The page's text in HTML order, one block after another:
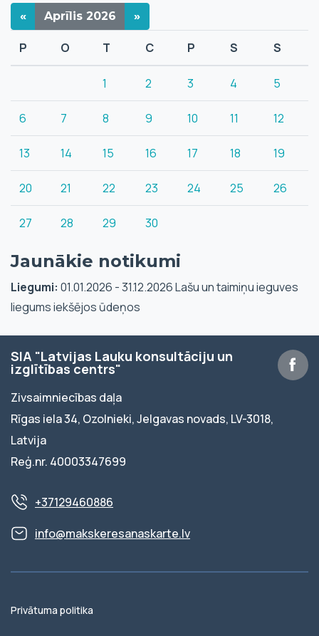
« Aprīlis 2026 »
P O T C P S S
1 2 3 4 5
6 7 8 9 10 11 12
13 14 15 16 17 18 19
20 21 22 23 24 25 26
27 28 29 30
Jaunākie notikumi
Liegumi: 01.01.2026 - 31.12.2026 Lašu un taimiņu ieguves
liegums iekšējos ūdeņos
SIA "Latvijas Lauku konsultāciju un
izglītības centrs"
Zivsaimniecības daļa
Rīgas iela 34, Ozolnieki, Jelgavas novads, LV-3018,
Latvija
Reģ.nr. 40003347699
+37129460886
info@makskeresanaskarte.lv
Privātuma politika